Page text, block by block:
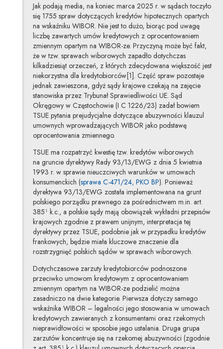
Jak podają media, na koniec marca 2025 r. w sądach toczyło
się 1755 spraw dotyczących kredytów hipotecznych opartych
na wskaźniku WIBOR. Nie jest to dużo, biorąc pod uwagę
liczbę zawartych umów kredytowych z oprocentowaniem
zmiennym opartym na WIBOR-ze. Przyczyną może być fakt,
że w tzw. sprawach wiborowych zapadło dotychczas
kilkadziesiąt orzeczeń, z których zdecydowana większość jest
niekorzystna dla kredytobiorców[1]. Część spraw pozostaje
jednak zawieszona, gdyż sądy krajowe czekają na zajęcie
stanowiska przez Trybunał Sprawiedliwości UE. Sąd
Okręgowy w Częstochowie (I C 1226/23) zadał bowiem
TSUE pytania prejudycjalne dotyczące abuzywności klauzul
umownych wprowadzających WIBOR jako podstawę
oprocentowania zmiennego.
TSUE ma rozpatrzyć kwestię tzw. kredytów wiborowych
na gruncie dyrektywy Rady 93/13/EWG z dnia 5 kwietnia
1993 r. w sprawie nieuczciwych warunków w umowach
konsumenckich (sprawa C-471/24, PKO BPUwaga, link zostanie
). Ponieważ
dyrektywa 93/13/EWG została implementowana na grunt
polskiego porządku prawnego za pośrednictwem m.in. art.
385¹ k.c., a polskie sądy mają obowiązek wykładni przepisów
krajowych zgodnie z prawem unijnym, interpretacja tej
dyrektywy przez TSUE, podobnie jak w przypadku kredytów
frankowych, będzie miała kluczowe znaczenie dla
rozstrzygnięć polskich sądów w sprawach wiborowych.
Dotychczasowe zarzuty kredytobiorców podnoszone
przeciwko umowom kredytowym z oprocentowaniem
zmiennym opartym na WIBOR-ze podzielić można
zasadniczo na dwie kategorie. Pierwsza dotyczy samego
wskaźnika WIBOR – legalności jego stosowania w umowach
kredytowych zawieranych z konsumentami oraz rzekomych
nieprawidłowości w sposobie jego ustalania. Druga grupa
zarzutów koncentruje się na rzekomej abuzywności (zgodnie